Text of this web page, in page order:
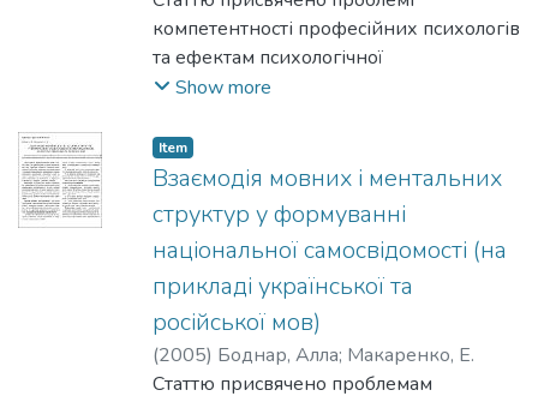
діагностики і прийомам
операціоналізації.
компетентності професійних психологів
та ефектам психологічної
освіти. Наведено результати
властивих людям
з різною освітою, зокрема,
професійним психологам, в
експериментально організованій
ситуації
спілкування з новою людиною.
Show more
Item
Взаємодія мовних і ментальних
структур у формуванні
національної самосвідомості (на
прикладі української та
російської мов)
(2005) Боднар, Алла; Макаренко, Е.
Статтю присвячено проблемам